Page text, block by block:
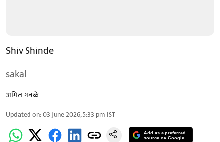
Shiv Shinde
sakal
अमित गवळे
Updated on:03 June 2026, 5:33 pm IST
Add as a preferred
source on Google